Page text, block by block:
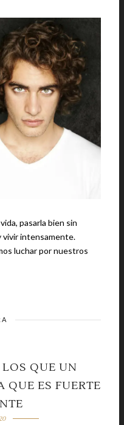
pasarla bien sin
vivir intensamente.
luchar por nuestros
QUE UN
QUE ES FUERTE